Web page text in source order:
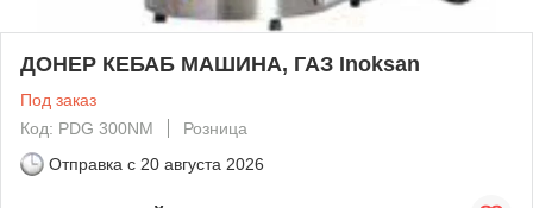
ДОНЕР КЕБАБ МАШИНА, ГАЗ Inoksan
Под заказ
Код: PDG 300NM
Розница
Отправка с 20 августа 2026